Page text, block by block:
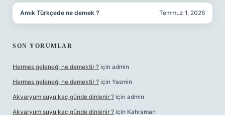
Amık Türkçede ne demek ? Temmuz 1, 2026
SON YORUMLAR
Hermes geleneği ne demektir ? için admin
Hermes geleneği ne demektir ? için Yasmin
Akvaryum suyu kaç günde dinlenir ? için admin
Akvaryum suyu kaç günde dinlenir ? için Kahraman